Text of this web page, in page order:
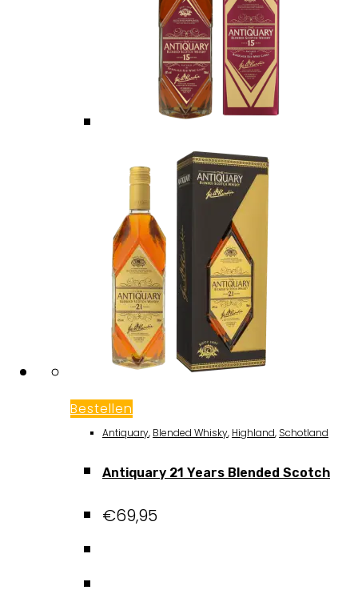
Bestellen
Antiquary, Blended Whisky, Highland, Schotland
Antiquary 21 Years Blended Scotch
€69,95